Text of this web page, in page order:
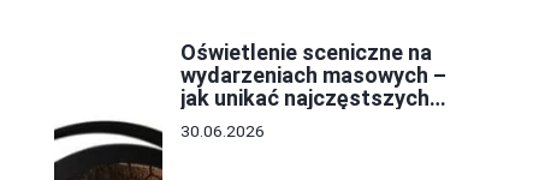
Oświetlenie sceniczne na
wydarzeniach masowych –
jak unikać najczęstszych
błędów w projekcie?
30.06.2026